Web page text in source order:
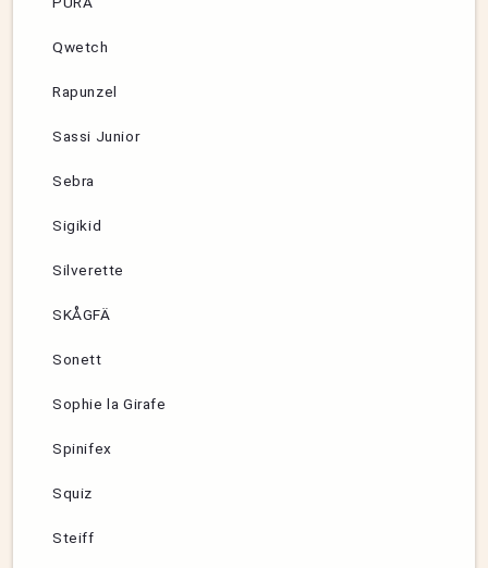
Qwetch
Rapunzel
Sassi Junior
Sebra
Sigikid
Silverette
SKÅGFÄ
Sonett
Sophie la Girafe
Spinifex
Squiz
Steiff